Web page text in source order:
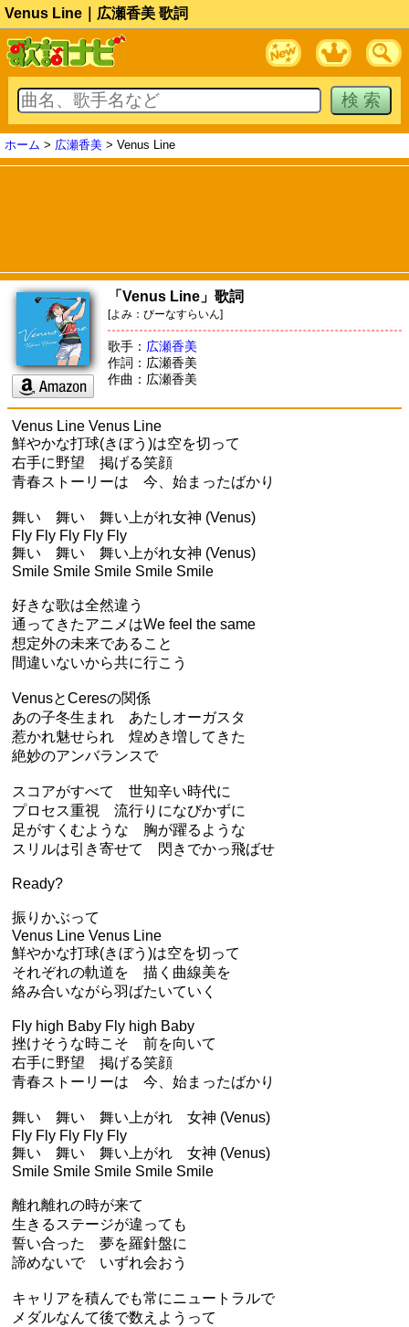
Venus Line｜広瀬香美 歌詞
ホーム > 広瀬香美 > Venus Line
「Venus Line」歌詞
[よみ：びーなすらいん]
歌手： 広瀬香美
作詞：広瀬香美
作曲：広瀬香美
Venus Line Venus Line
鮮やかな打球(きぼう)は空を切って
右手に野望 掲げる笑顔
青春ストーリーは 今、始まったばかり
舞い 舞い 舞い上がれ女神 (Venus)
Fly Fly Fly Fly Fly
舞い 舞い 舞い上がれ女神 (Venus)
Smile Smile Smile Smile Smile
好きな歌は全然違う
通ってきたアニメはWe feel the same
想定外の未来であること
間違いないから共に行こう
VenusとCeresの関係
あの子冬生まれ あたしオーガスタ
惹かれ魅せられ 煌めき増してきた
絶妙のアンバランスで
スコアがすべて 世知辛い時代に
プロセス重視 流行りになびかずに
足がすくむような 胸が躍るような
スリルは引き寄せて 閃きでかっ飛ばせ
Ready?
振りかぶって
Venus Line Venus Line
鮮やかな打球(きぼう)は空を切って
それぞれの軌道を 描く曲線美を
絡み合いながら羽ばたいていく
Fly high Baby Fly high Baby
挫けそうな時こそ 前を向いて
右手に野望 掲げる笑顔
青春ストーリーは 今、始まったばかり
舞い 舞い 舞い上がれ 女神 (Venus)
Fly Fly Fly Fly Fly
舞い 舞い 舞い上がれ 女神 (Venus)
Smile Smile Smile Smile Smile
離れ離れの時が来て
生きるステージが違っても
誓い合った 夢を羅針盤に
諦めないで いずれ会おう
キャリアを積んでも常にニュートラルで
メダルなんて後で数えようって